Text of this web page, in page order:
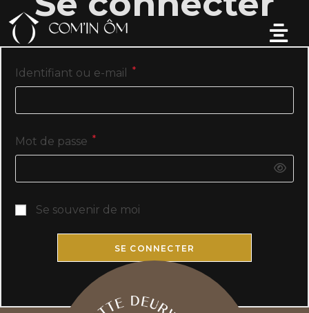
Identifiant ou e-mail *
Mot de passe *
Se souvenir de moi
SE CONNECTER